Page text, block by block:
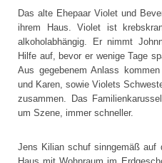
Das alte Ehepaar Violet und
ihrem Haus. Violet ist
alkoholabhängig. Er nimmt
Hilfe auf, bevor er wenige Tage
Aus gegebenem Anlass
und Karen, sowie Violets
zusammen. Das
um Szene, immer schneller.
Jens Kilian schuf sinngemäß auf